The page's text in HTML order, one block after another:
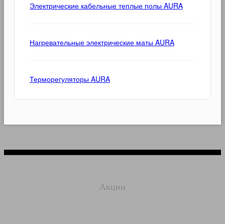
Электрические кабельные теплые полы AURA
Нагревательные электрические маты AURA
Терморегуляторы AURA
Акции